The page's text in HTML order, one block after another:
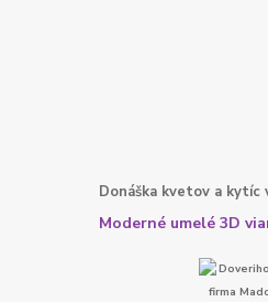
Donáška kvetov a kytíc
Moderné umelé 3D